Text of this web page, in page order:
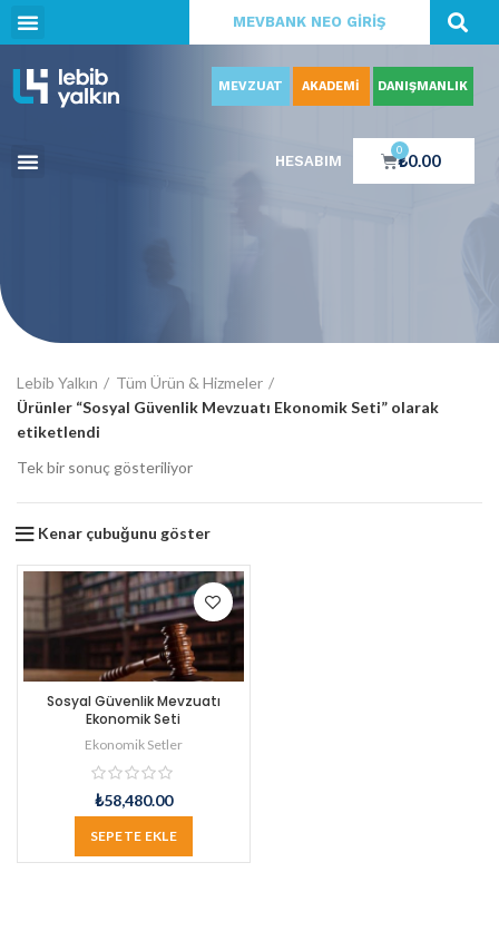
MEVBANK NEO GİRİŞ
MEVZUAT AKADEMİ DANIŞMANLIK
HESABIM ₺0.00
0
Lebib Yalkın
Tüm Ürün & Hizmeler
Ürünler “Sosyal Güvenlik Mevzuatı Ekonomik Seti” olarak
etiketlendi
Tek bir sonuç gösteriliyor
Kenar çubuğunu göster
Sosyal Güvenlik Mevzuatı
Ekonomik Seti
Ekonomik Setler
₺58,480.00
SEPETE EKLE